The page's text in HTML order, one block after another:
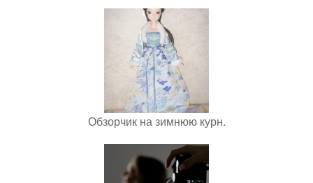
Обзорчик на зимнюю курн.